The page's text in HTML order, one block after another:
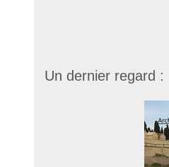
Un dernier regard :